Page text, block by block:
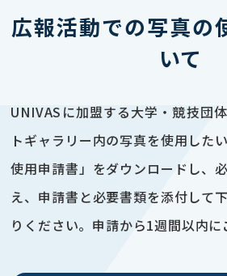
広報活動での写真の
いて
UNIVASに加盟する大学・競技団
トギャラリー内の写真を使用した
使用申請書」をダウンロードし、
え、申請書と必要書類を添付して
りください。申請から1週間以内に